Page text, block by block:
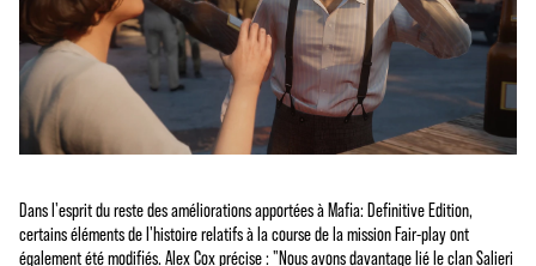
Dans l'esprit du reste des améliorations apportées à Mafia: Definitive Edition,
certains éléments de l'histoire relatifs à la course de la mission Fair-play ont
également été modifiés. Alex Cox précise : "Nous avons davantage lié le clan Salieri